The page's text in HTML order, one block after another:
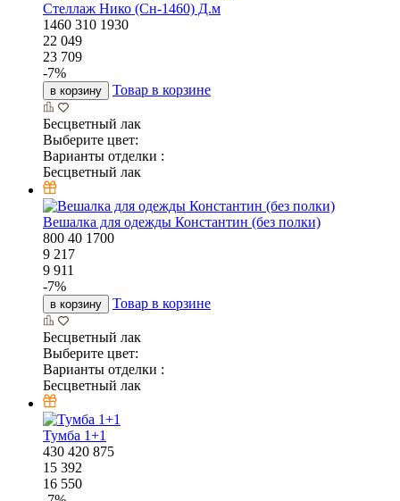
Стеллаж Нико (Сн-1460) Д.м
1460 310 1930
22 049
23 709
-7%
в корзину Товар в корзине
Бесцветный лак
Выберите цвет:
Варианты отделки :
Бесцветный лак
Вешалка для одежды Константин (без полки)
800 40 1700
9 217
9 911
-7%
в корзину Товар в корзине
Бесцветный лак
Выберите цвет:
Варианты отделки :
Бесцветный лак
Тумба 1+1
430 420 875
15 392
16 550